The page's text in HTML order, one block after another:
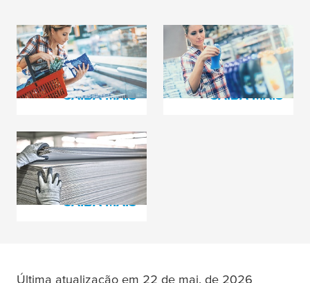
Impressão em
Embalagens Flexíveis
SAIBA MAIS
Impressão de
Etiquetas
SAIBA MAIS
Produção de Papel
Ondulado
SAIBA MAIS
Última atualização em 22 de mai. de 2026